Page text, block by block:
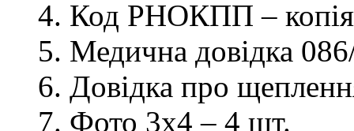
Код РНОКПП – копія
Медична довідка
Довідка про
Фото 3х4 – 4 шт.